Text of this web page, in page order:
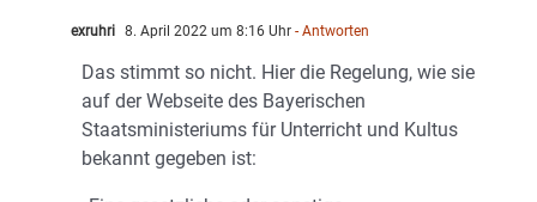
exruhri 8. April 2022 um 8:16 Uhr - Antworten
Das stimmt so nicht. Hier die Regelung, wie sie
auf der Webseite des Bayerischen
Staatsministeriums für Unterricht und Kultus
bekannt gegeben ist: